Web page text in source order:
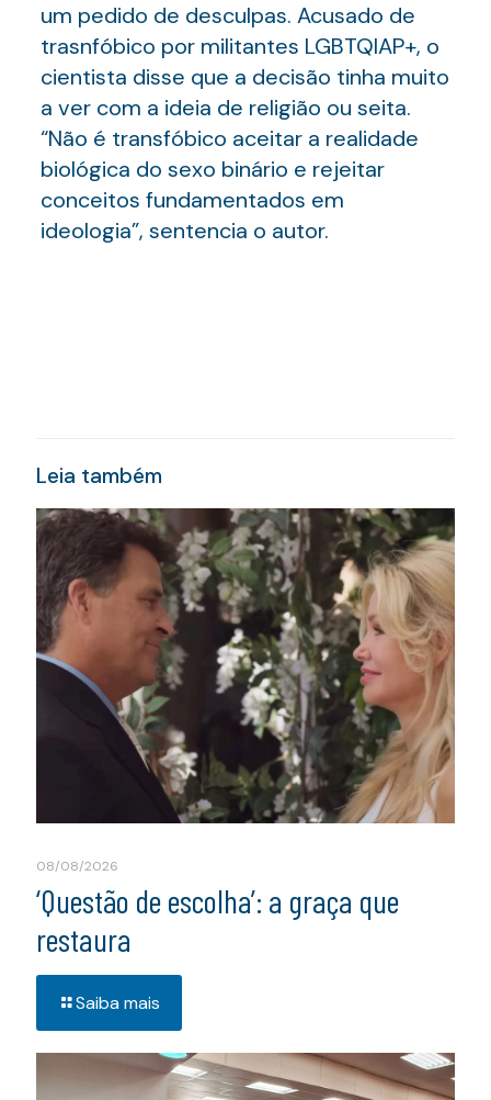
um pedido de desculpas. Acusado de
trasnfóbico por militantes LGBTQIAP+, o
cientista disse que a decisão tinha muito
a ver com a ideia de religião ou seita.
“Não é transfóbico aceitar a realidade
biológica do sexo binário e rejeitar
conceitos fundamentados em
ideologia”, sentencia o autor.
Leia também
08/08/2026
‘Questão de escolha’: a graça que
restaura
Saiba mais